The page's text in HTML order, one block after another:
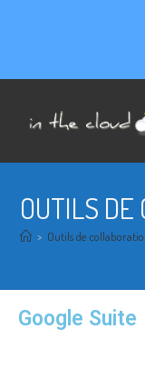
OUTILS DE
> Outils de
Google Suite